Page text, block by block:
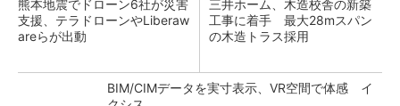
熊本地震でドローン6社が災害
支援、テラドローンやLiberaw
areらが出動
三井ホーム、木造校舎の新築
工事に着手 最大28mスパン
の木造トラス採用
BIM/CIMデータを実寸表示、VR空間で体感 イ